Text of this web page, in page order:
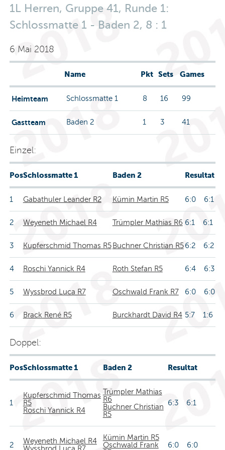
1L Herren, Gruppe 41, Runde 1:
Schlossmatte 1 - Baden 2, 8 : 1
6 Mai 2018
Name Pkt Sets Games
Heimteam Schlossmatte 1 8 16 99
Gastteam Baden 2 1 3 41
Einzel:
PosSchlossmatte 1 Baden 2 Resultat
1 Gabathuler Leander R2 Kümin Martin R5 6:0 6:1
2 Weyeneth Michael R4 Trümpler Mathias R6 6:1 6:1
3 Kupferschmid Thomas R5 Buchner Christian R5 6:2 6:2
4 Roschi Yannick R4 Roth Stefan R5 6:4 6:3
5 Wyssbrod Luca R7 Oschwald Frank R7 6:0 6:0
6 Brack René R5 Burckhardt David R4 5:7 1:6
Doppel:
PosSchlossmatte 1 Baden 2 Resultat
1
Kupferschmid Thomas
R5
Roschi Yannick R4
Trümpler Mathias
R6
Buchner Christian
R5
6:3 6:1
2
Weyeneth Michael R4
Kümin Martin R5
Oschwald Frank
6:0 6:0